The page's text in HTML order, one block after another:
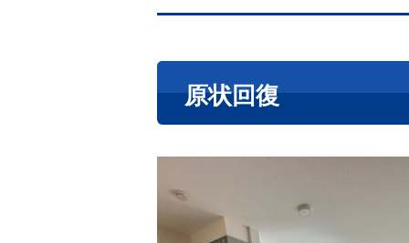
原状回復